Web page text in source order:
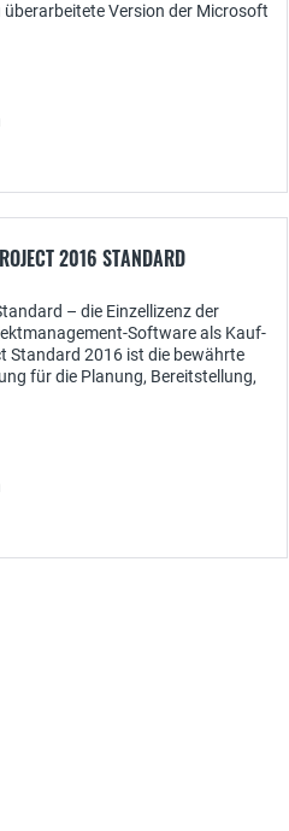
überarbeitete Version der Microsoft
wie...
2016 STANDARD
– die Einzellizenz der
Software als Kauf-
Standard 2016 ist die bewährte
für die Planung, Bereitstellung,